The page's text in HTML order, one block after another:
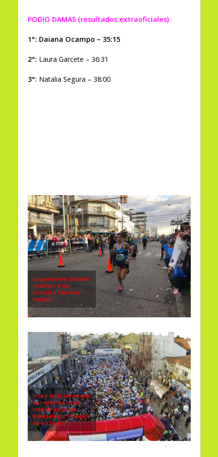
PODIO DAMAS (resultados extraoficiales)
1°: Daiana Ocampo – 35:15
2°: Laura Garcete – 36:31
3°: Natalia Segura – 38:00
La ganadora, Daiana
Ocampo (Foto:
Federico Sánchez
Parodi)
Una postal aérea que
se repite en cada
mes de Junio en
Berazategui (imagen
de archivo)